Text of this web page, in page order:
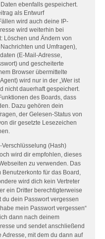
ebenfalls gespeichert.
als Entwurf
wird auch deine IP-
wird weiterhin bei
Löschen und Ändern von
und Umfragen),
(E-Mail-Adresse,
und gescheiterte
Browser übermittelte
wird nur in der „Wer ist
nicht dauerhaft gespeichert.
des Boards, dass
Dazu gehören dein
der Gelesen-Status von
dir gesetzte Lesezeichen
(Hash)
wird dir empfohlen, dieses
zu verwenden. Das
für das Board,
wird dich kein Vertreter
ein Dritter berechtigterweise
dein Passwort vergessen
mein Passwort vergessen“
dann nach deinem
und sendet anschließend
mit dem du dann auf